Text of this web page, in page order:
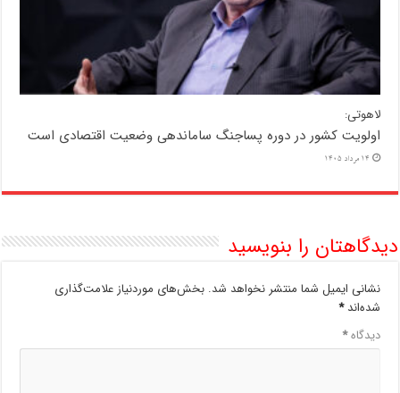
لاهوتی:
اولویت کشور در دوره پساجنگ ساماندهی وضعیت اقتصادی است
14 مرداد 1405
دیدگاهتان را بنویسید
نشانی ایمیل شما منتشر نخواهد شد. بخش‌های موردنیاز علامت‌گذاری
شده‌اند*
دیدگاه*